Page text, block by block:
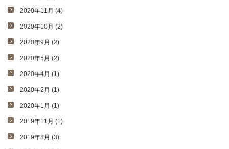
2020年11月 (4)
2020年10月 (2)
2020年9月 (2)
2020年5月 (2)
2020年4月 (1)
2020年2月 (1)
2020年1月 (1)
2019年11月 (1)
2019年8月 (3)